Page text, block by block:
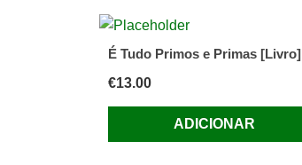
É Tudo Primos e Primas [Livro]
€13.00
ADICIONAR